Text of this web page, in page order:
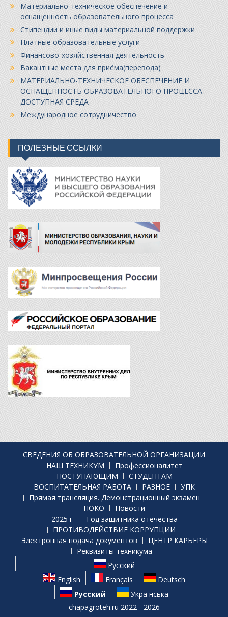
Материально-техническое обеспечение и
оснащенность образовательного процесса
Стипендии и иные виды материальной поддержки
Платные образовательные услуги
Финансово-хозяйственная деятельность
Вакантные места для приёма(перевода)
МАТЕРИАЛЬНО-ТЕХНИЧЕСКОЕ ОБЕСПЕЧЕНИЕ И
ОСНАЩЕННОСТЬ ОБРАЗОВАТЕЛЬНОГО ПРОЦЕССА.
ДОСТУПНАЯ СРЕДА
Международное сотрудничество
ПОЛЕЗНЫЕ ССЫЛКИ
СВЕДЕНИЯ ОБ ОБРАЗОВАТЕЛЬНОЙ ОРГАНИЗАЦИИ
НАШ ТЕХНИКУМ
Профессионалитет
ПОСТУПАЮЩИМ
СТУДЕНТАМ
ВОСПИТАТЕЛЬНАЯ РАБОТА
РАЗНОЕ
УПК
Прямая трансляция. Демонстрационный экзамен
НОКО
Новости
2025 г — Год защитника отечества
ПРОТИВОДЕЙСТВИЕ КОРРУПЦИИ
Электронная подача документов
ЦЕНТР КАРЬЕРЫ
Реквизиты техникума
Русский
English
Français
Deutsch
Русский
Українська
chapagroteh.ru 2022 - 2026